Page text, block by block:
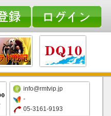
info@rmtvip.jp
-
05-3161-9193